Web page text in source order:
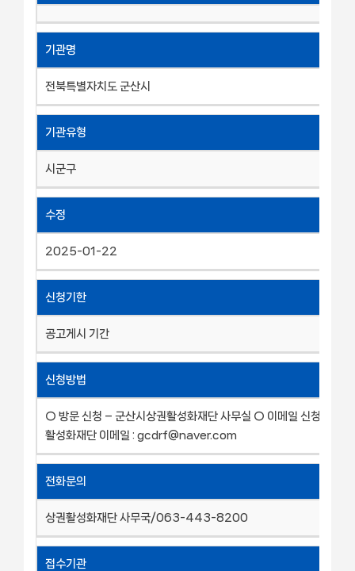
기관명
전북특별자치도 군산시
기관유형
시군구
수정
2025-01-22
신청기한
공고게시 기간
신청방법
○ 방문 신청 – 군산시상권활성화재단 사무실 ○ 이메일 신청 – 군
활성화재단 이메일 : gcdrf@naver.com
전화문의
상권활성화재단 사무국/063-443-8200
접수기관